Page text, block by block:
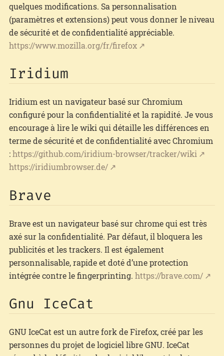
quelques modifications. Sa personnalisation
(paramètres et extensions) peut vous donner le niveau
de sécurité et de confidentialité appréciable.
https://www.mozilla.org/fr/firefox
Iridium
Iridium est un navigateur basé sur Chromium
configuré pour la confidentialité et la rapidité. Je vous
encourage à lire le wiki qui détaille les différences en
terme de sécurité et de confidentialité avec Chromium
:https://github.com/iridium-browser/tracker/wiki
https://iridiumbrowser.de/
Brave
Brave est un navigateur basé sur chrome qui est très
axé sur la confidentialité. Par défaut, il bloquera les
publicités et les trackers. Il est également
personnalisable, rapide et doté d’une protection
intégrée contre le fingerprinting. https://brave.com/
Gnu IceCat
GNU IceCat est un autre fork de Firefox, créé par les
personnes du projet de logiciel libre GNU. IceCat